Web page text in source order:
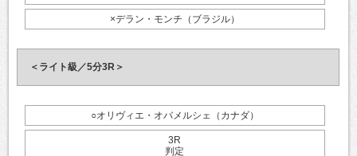
×デラン・モンチ（ブラジル）
＜ライト級／5分3R＞
○オリヴィエ・オバメルシェ（カナダ）
3R
判定